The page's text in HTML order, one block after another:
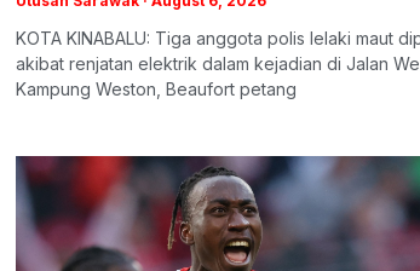
KOTA KINABALU: Tiga anggota polis lelaki maut
akibat renjatan elektrik dalam kejadian di Jalan
Kampung Weston, Beaufort petang